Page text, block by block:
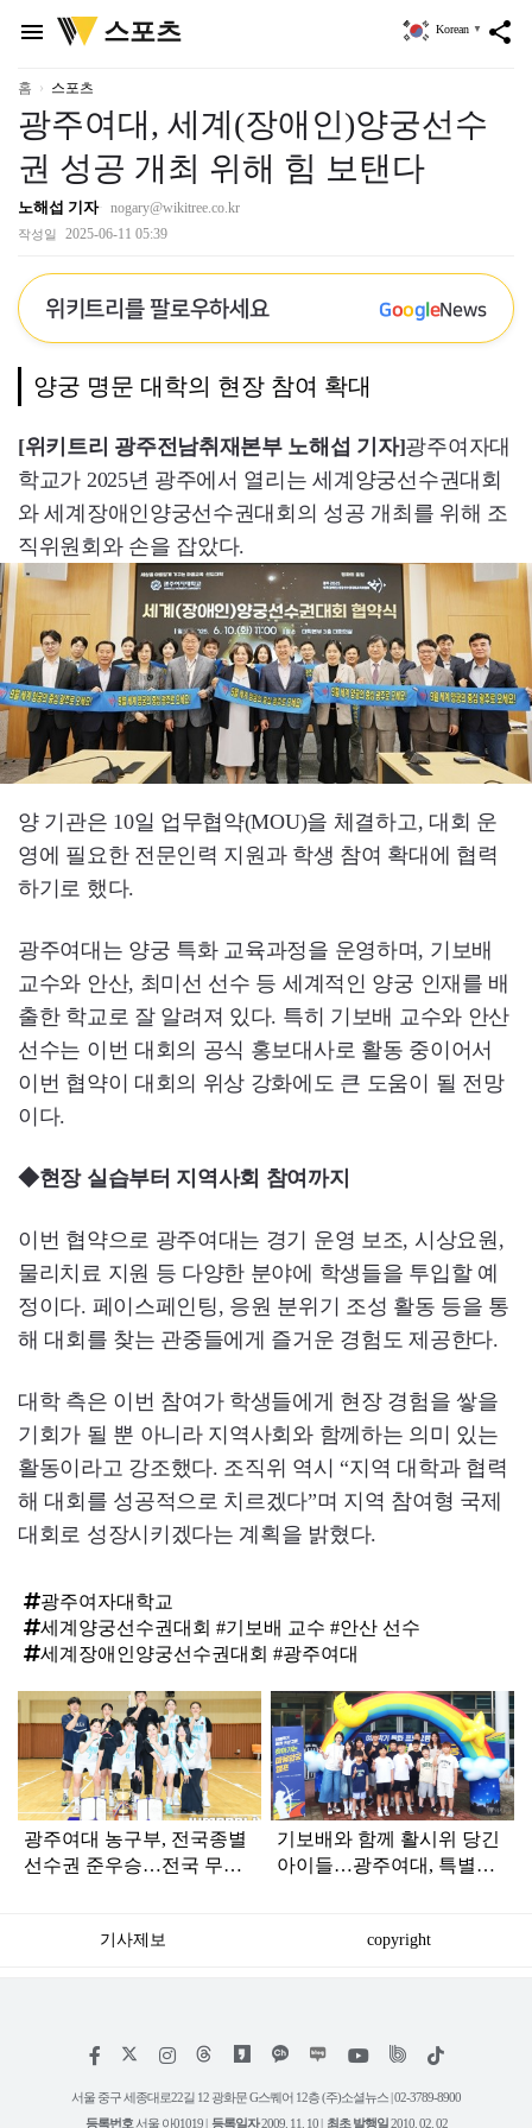
menu
위
키
스포츠 share
Korean ▼
홈 스포츠
광주여대, 세계(장애인)양궁선수
권 성공 개최 위해 힘 보탠다
노해섭 기자 nogary@wikitree.co.kr
작성일 2025-06-11 05:39
위키트리를 팔로우하세요 GoogleNews
양궁 명문 대학의 현장 참여 확대
[위키트리 광주전남취재본부 노해섭 기자]광주여자대
학교가 2025년 광주에서 열리는 세계양궁선수권대회
와 세계장애인양궁선수권대회의 성공 개최를 위해 조
직위원회와 손을 잡았다.
양 기관은 10일 업무협약(MOU)을 체결하고, 대회 운
영에 필요한 전문인력 지원과 학생 참여 확대에 협력
하기로 했다.
광주여대는 양궁 특화 교육과정을 운영하며, 기보배
교수와 안산, 최미선 선수 등 세계적인 양궁 인재를 배
출한 학교로 잘 알려져 있다. 특히 기보배 교수와 안산
선수는 이번 대회의 공식 홍보대사로 활동 중이어서
이번 협약이 대회의 위상 강화에도 큰 도움이 될 전망
이다.
◆현장 실습부터 지역사회 참여까지
이번 협약으로 광주여대는 경기 운영 보조, 시상요원,
물리치료 지원 등 다양한 분야에 학생들을 투입할 예
정이다. 페이스페인팅, 응원 분위기 조성 활동 등을 통
해 대회를 찾는 관중들에게 즐거운 경험도 제공한다.
대학 측은 이번 참여가 학생들에게 현장 경험을 쌓을
기회가 될 뿐 아니라 지역사회와 함께하는 의미 있는
활동이라고 강조했다. 조직위 역시 “지역 대학과 협력
해 대회를 성공적으로 치르겠다”며 지역 참여형 국제
대회로 성장시키겠다는 계획을 밝혔다.
광주여자대학교
세계양궁선수권대회 #기보배 교수 #안산 선수
세계장애인양궁선수권대회 #광주여대
탑
라
광주여대 농구부, 전국종별
선수권 준우승…전국 무대
기보배와 함께 활시위 당긴
아이들…광주여대, 특별한
기사제보 copyright
페
스
인
타
위
트
틱
서울 중구 세종대로22길 12 광화문 G스퀘어 12층 (주)소셜뉴스 | 02-3789-8900
등록번호 서울 아01019 | 등록일자2009. 11. 10 | 최초 발행일2010. 02. 02